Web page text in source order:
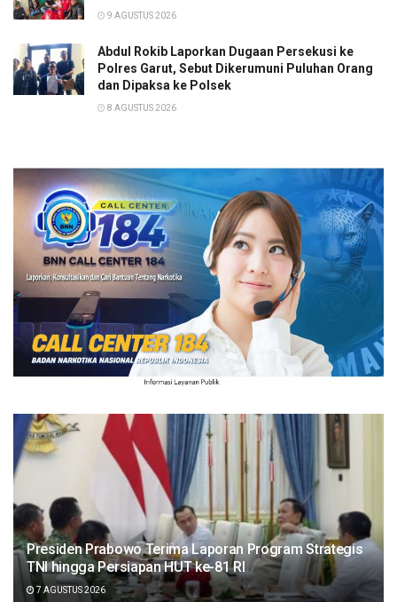
9 AGUSTUS 2026
Abdul Rokib Laporkan Dugaan Persekusi ke
Polres Garut, Sebut Dikerumuni Puluhan Orang
dan Dipaksa ke Polsek
8 AGUSTUS 2026
Presiden Prabowo Terima Laporan Program Strategis
TNI hingga Persiapan HUT ke-81 RI
7 AGUSTUS 2026